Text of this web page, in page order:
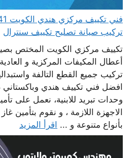
تركيب صيانة تصليح تكييف سنترال
تكييف مركزي الكويت المختص
أعطال المكيفات المركزية و
تركيب جميع القطع التالفة
افضل فني تكييف هندي وباكستاني
وحدات تبريد للابنية، نعمل على
الاجهزة اللازمة ، و نقوم بتأمين
بأنواع متنوعة و ... اقرأ المزيد